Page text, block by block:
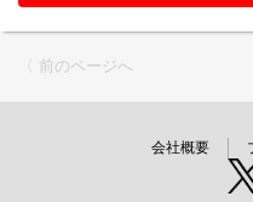
〈 前のページへ
会社概要